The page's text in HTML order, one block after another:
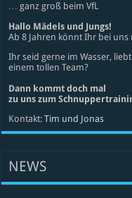
… ganz groß beim VfL
Hallo Mädels und Jungs!
Ab 8 Jahren könnt Ihr bei uns
Ihr seid gerne im Wasser,
einem tollen Team?
Dann kommt doch mal
zu uns zum
Kontakt:Tim und Jonas
NEWS